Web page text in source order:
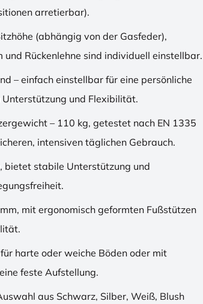
arretierbar).
(abhängig von der Gasfeder),
und Rückenlehne sind individuell einstellbar.
– einfach einstellbar für eine persönliche
Unterstützung und Flexibilität.
– 110 kg, getestet nach EN 1335
intensiven täglichen Gebrauch.
bietet stabile Unterstützung und
mit ergonomisch geformten Fußstützen
harte oder weiche Böden oder mit
feste Aufstellung.
aus Schwarz, Silber, Weiß, Blush